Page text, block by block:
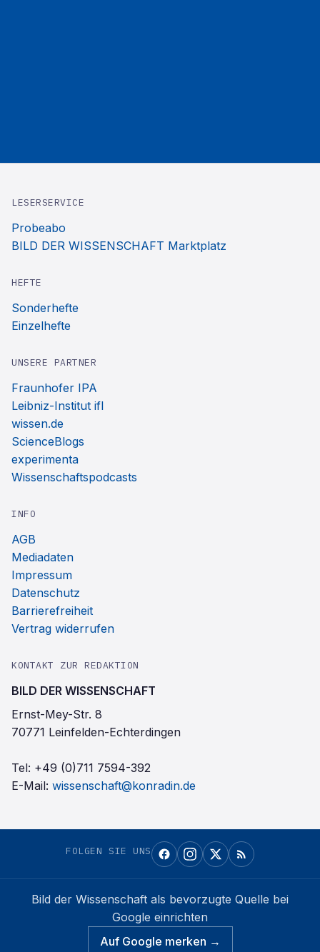
LESERSERVICE
Probeabo
BILD DER WISSENSCHAFT Marktplatz
HEFTE
Sonderhefte
Einzelhefte
UNSERE PARTNER
Fraunhofer IPA
Leibniz-Institut ifl
wissen.de
ScienceBlogs
experimenta
Wissenschaftspodcasts
INFO
AGB
Mediadaten
Impressum
Datenschutz
Barrierefreiheit
Vertrag widerrufen
KONTAKT ZUR REDAKTION
BILD DER WISSENSCHAFT
Ernst-Mey-Str. 8
70771 Leinfelden-Echterdingen
Tel: +49 (0)711 7594-392
E-Mail: wissenschaft@konradin.de
FOLGEN SIE UNS
Bild der Wissenschaft als bevorzugte Quelle bei
Google einrichten
Auf Google merken →